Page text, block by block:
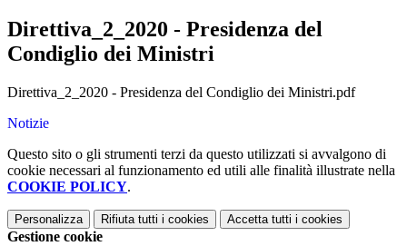
Direttiva_2_2020 - Presidenza del
Condiglio dei Ministri
Direttiva_2_2020 - Presidenza del Condiglio dei Ministri.pdf
Notizie
Questo sito o gli strumenti terzi da questo utilizzati si avvalgono di
cookie necessari al funzionamento ed utili alle finalità illustrate nella
COOKIE POLICY.
Personalizza Rifiuta tutti i cookies Accetta tutti i cookies
Gestione cookie